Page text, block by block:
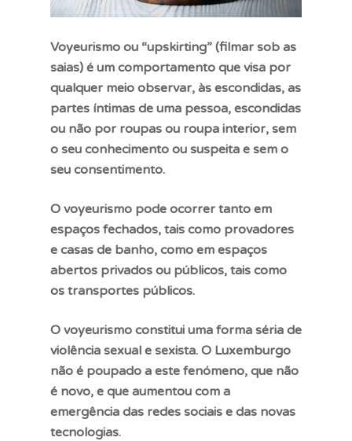
Voyeurismo ou “upskirting” (filmar sob as
saias) é um comportamento que visa por
qualquer meio observar, às escondidas, as
partes íntimas de uma pessoa, escondidas
ou não por roupas ou roupa interior, sem
o seu conhecimento ou suspeita e sem o
seu consentimento.
O voyeurismo pode ocorrer tanto em
espaços fechados, tais como provadores
e casas de banho, como em espaços
abertos privados ou públicos, tais como
os transportes públicos.
O voyeurismo constitui uma forma séria de
violência sexual e sexista. O Luxemburgo
não é poupado a este fenómeno, que não
é novo, e que aumentou com a
emergência das redes sociais e das novas
tecnologias.